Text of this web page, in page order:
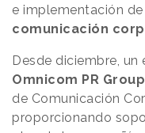
e implementación de
comunicación
Desde diciembre,
Omnicom PR Group
de Comunicación
proporcionando